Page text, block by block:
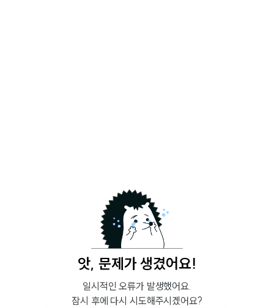
앗, 문제가 생겼어요!
일시적인 오류가 발생했어요.
잠시 후에 다시 시도해주시겠어요?